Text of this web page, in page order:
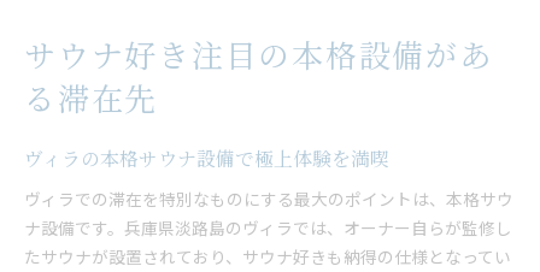
サウナ好き注目の本格設備があ
る滞在先
ヴィラの本格サウナ設備で極上体験を満喫
ヴィラでの滞在を特別なものにする最大のポイントは、本格サウ
ナ設備です。兵庫県淡路島のヴィラでは、オーナー自らが監修し
たサウナが設置されており、サウナ好きも納得の仕様となってい